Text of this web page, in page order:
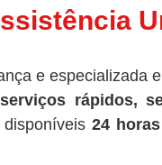
e especializada
serviços rápidos,
disponíveis 24